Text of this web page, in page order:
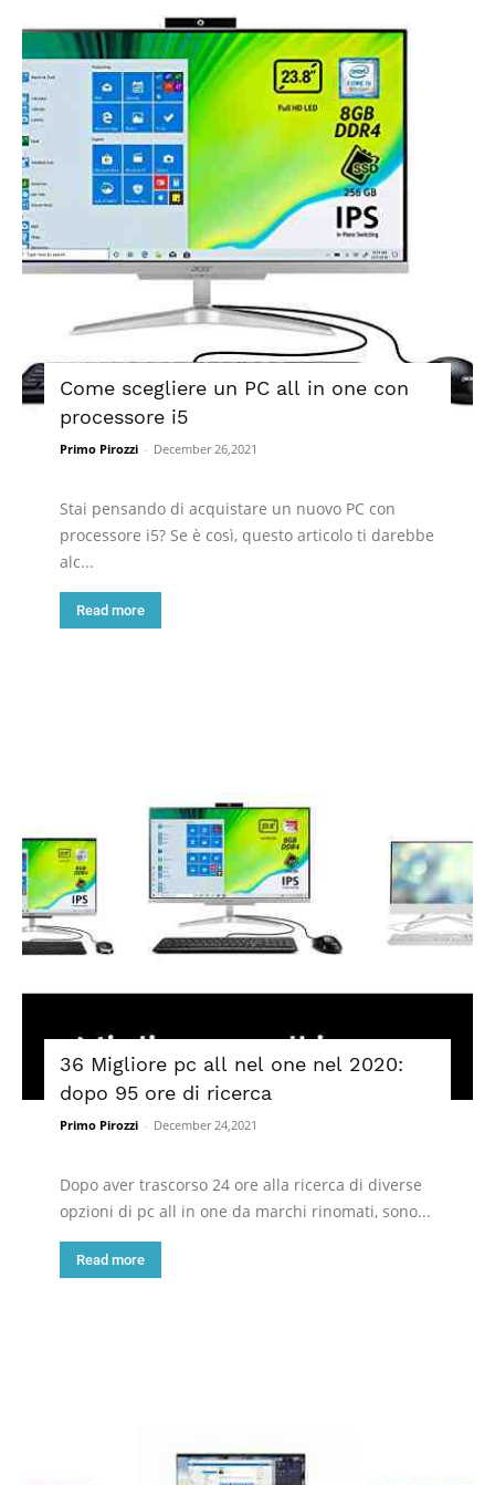
Come scegliere un PC all in one con
processore i5
Primo Pirozzi - December 26,2021
Stai pensando di acquistare un nuovo PC con
processore i5? Se è così, questo articolo ti darebbe
alc...
Read more
36 Migliore pc all nel one nel 2020:
dopo 95 ore di ricerca
Primo Pirozzi - December 24,2021
Dopo aver trascorso 24 ore alla ricerca di diverse
opzioni di pc all in one da marchi rinomati, sono...
Read more